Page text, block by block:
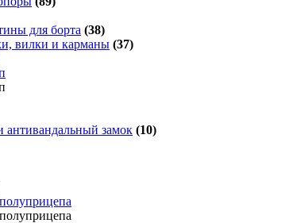
для борта (38)
вилки и карманы (37)
антивандальный замок (10)